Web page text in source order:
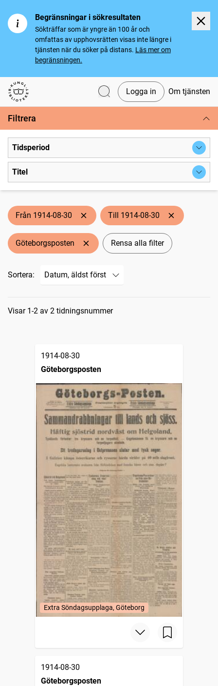
Begränsningar i sökresultaten
Sökträffar som är yngre än 100 år och
omfattas av upphovsrätten visas inte längre i
tjänsten när du söker på distans. Läs mer om
begränsningen.
Svenska tidningar
Logga in Om tjänsten
Filtrera
Tidsperiod
Titel
Från 1914-08-30 Till 1914-08-30
Göteborgsposten Rensa alla filter
Sortera:
Sökresultat
Visar 1-2 av 2 tidningsnummer
1914-08-30
Göteborgsposten
Extra Söndagsupplaga, Göteborg
1914-08-30
Göteborgsposten